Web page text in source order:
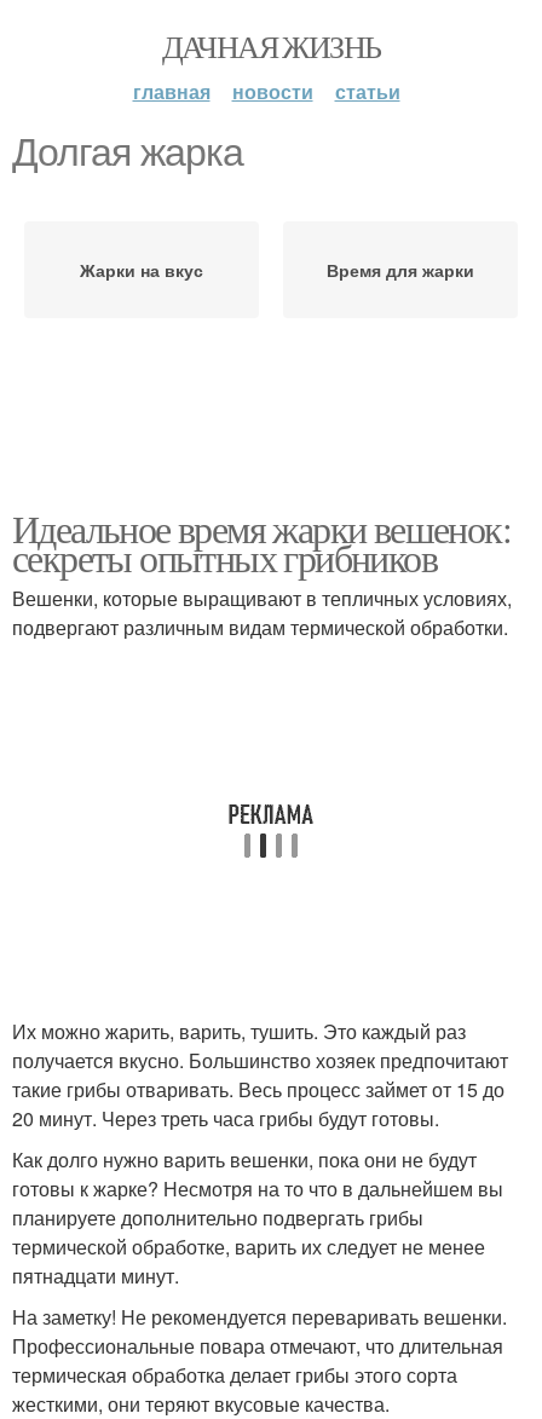
ДАЧНАЯ ЖИЗНЬ
главная новости статьи
Долгая жарка
Жарки на вкус Время для жарки
Идеальное время жарки вешенок:
секреты опытных грибников
Вешенки, которые выращивают в тепличных условиях,
подвергают различным видам термической обработки.
Их можно жарить, варить, тушить. Это каждый раз
получается вкусно. Большинство хозяек предпочитают
такие грибы отваривать. Весь процесс займет от 15 до
20 минут. Через треть часа грибы будут готовы.
Как долго нужно варить вешенки, пока они не будут
готовы к жарке? Несмотря на то что в дальнейшем вы
планируете дополнительно подвергать грибы
термической обработке, варить их следует не менее
пятнадцати минут.
На заметку! Не рекомендуется переваривать вешенки.
Профессиональные повара отмечают, что длительная
термическая обработка делает грибы этого сорта
жесткими, они теряют вкусовые качества.